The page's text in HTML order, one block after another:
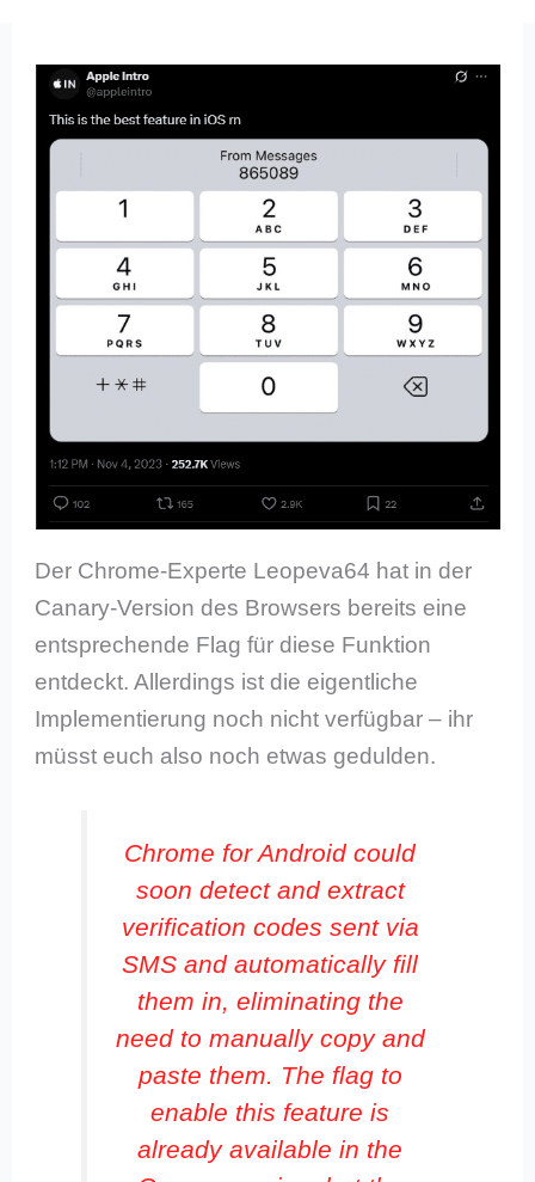
Der Chrome-Experte Leopeva64 hat in der
Canary-Version des Browsers bereits eine
entsprechende Flag für diese Funktion
entdeckt. Allerdings ist die eigentliche
Implementierung noch nicht verfügbar – ihr
müsst euch also noch etwas gedulden.
Chrome for Android could
soon detect and extract
verification codes sent via
SMS and automatically fill
them in, eliminating the
need to manually copy and
paste them. The flag to
enable this feature is
already available in the